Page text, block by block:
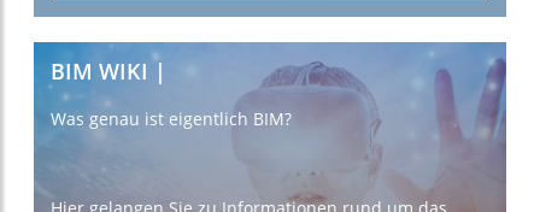
BIM WIKI |
Was genau ist eigentlich BIM?
Hier gelangen Sie zu Informationen rund um das